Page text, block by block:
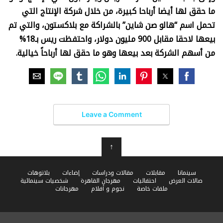
ما حقق لها أيضا أرباحا كبيرة، من خلال شركة الإنتاج التي
تحمل اسم “هالو صن شاين” بالشراكة مع بلاكستون، والتي تم
بيعها لاحقا مقابل 900 مليون دولار، واحتفظت ريس بـ18%
من أسهم الشركة بعد بيعها وهو ما حقق لها أرباحاً خيالية.
Leave a Comment
↑
سينمانا مقابلات مقالات ودراسات إضاءات بلاتوهات
صالات العرض احتفاليات مهرجان القاهرة شخصيات سينمائية
ملفات خاصة نجوم و أفلام مهرجانات